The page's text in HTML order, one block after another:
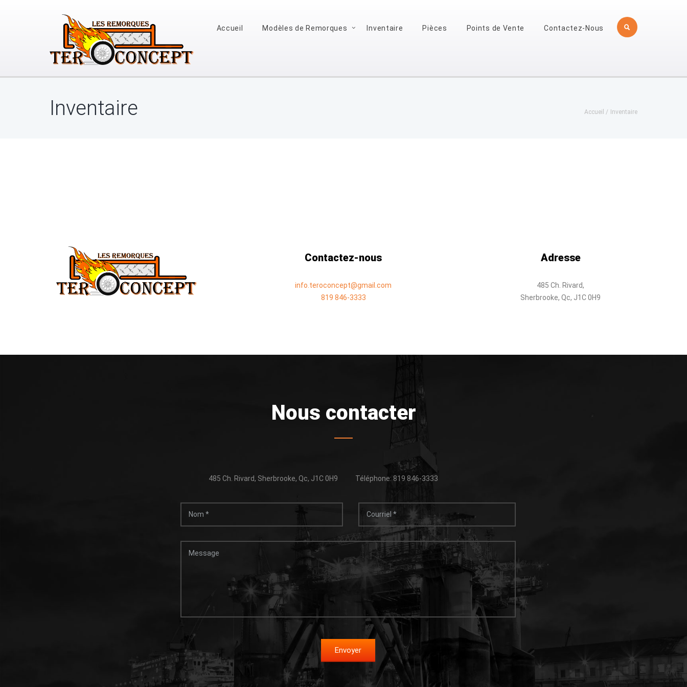
Accueil Modèles de Remorques Inventaire Pièces Points de Vente Contactez-Nous
Accueil Inventaire
Inventaire
Contactez-nous
info.teroconcept@gmail.com
819 846-3333
Adresse
485 Ch. Rivard,
Sherbrooke, Qc, J1C 0H9
Nous contacter
Téléphone: 819 846-3333
485 Ch. Rivard, Sherbrooke, Qc, J1C 0H9
Envoyer